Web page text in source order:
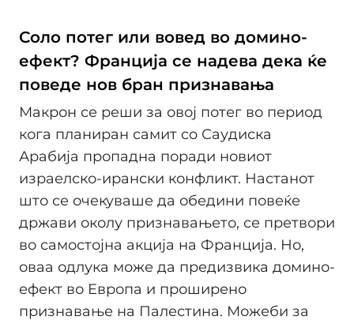
Соло потег или вовед во домино-
ефект? Франција се надева дека ќе
поведе нов бран признавања
Макрон се реши за овој потег во период
кога планиран самит co Саудиска
Арабија пропадна поради новиот
израелско-ирански конфликт. Настанот
што се очекуваше да обедини повеќе
држави околу признавањето, се претвори
во самостојна акција на Франција. Но,
оваа одлука може да предизвика домино-
ефект во Европа и проширено
признавање на Палестина. Можеби за